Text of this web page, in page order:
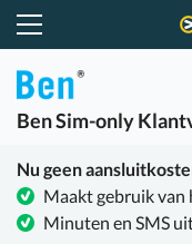
BenSim-only
Nu geen
Maakt gebruik
Minuten en SMS